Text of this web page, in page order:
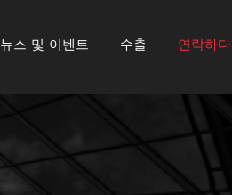
뉴스 및 이벤트 수출 연락하다